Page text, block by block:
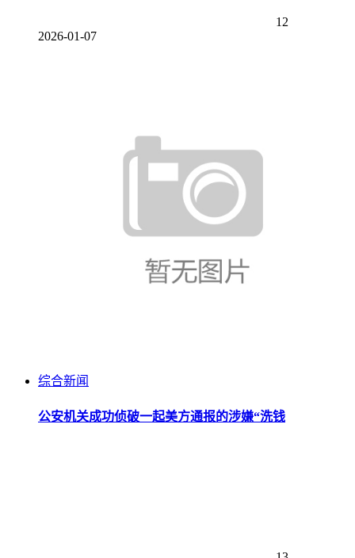
12
2026-01-07
综合新闻
公安机关成功侦破一起美方通报的涉嫌“洗钱